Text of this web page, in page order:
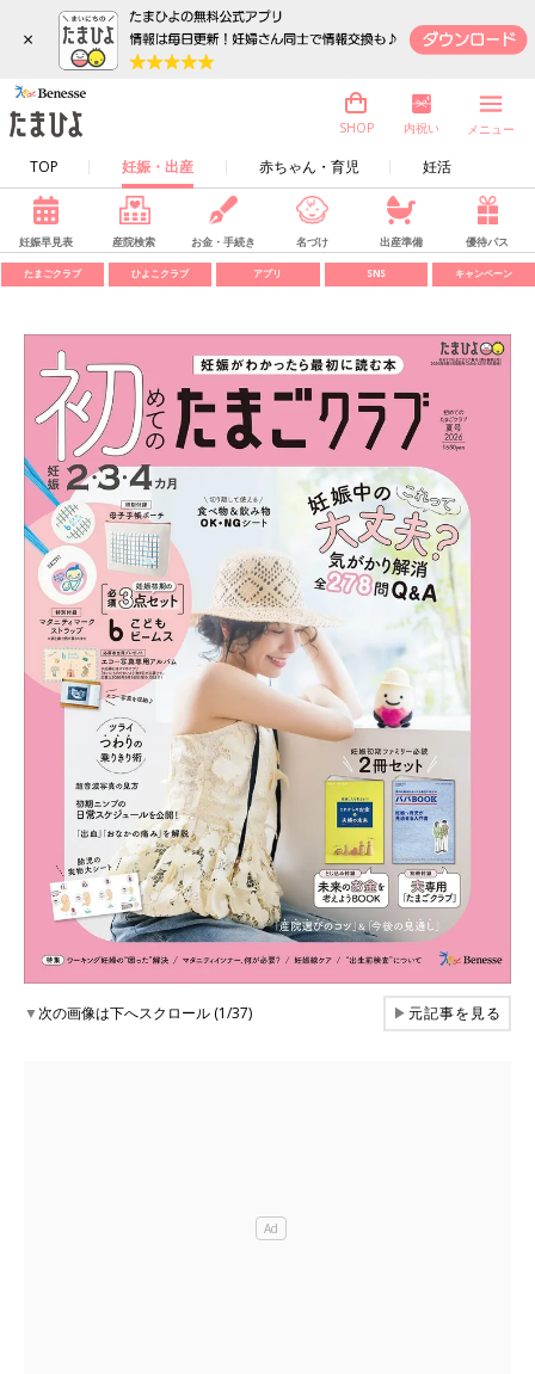
×
TOP 妊娠・出産 赤ちゃん・育児 妊活
SHOP 内祝い メニュー
妊娠早見表 産院検索 お金・手続き 名づけ 出産準備 優待パス
たまごクラブ ひよこクラブ アプリ SNS キャンペーン
▼次の画像は下へスクロール (1/37) ▶元記事を見る